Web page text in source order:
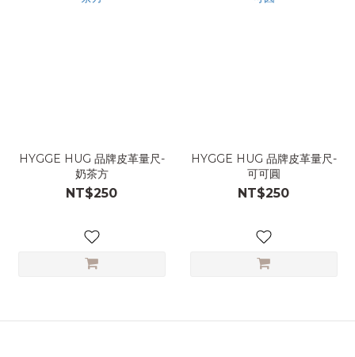
HYGGE HUG 品牌皮革量尺-
奶茶方
NT$250
HYGGE HUG 品牌皮革量尺-
可可圓
NT$250